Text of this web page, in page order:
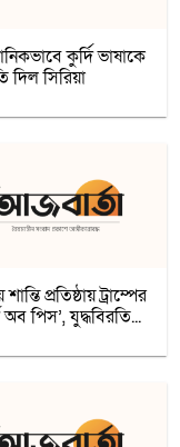
ভারত
প্রার্থী ববি ওয়াইনকে
অভিযোগ
শ্রেণির ছাত্র নিহত,
কুর্দি ভাষাকে
দিল সিরিয়া
প্রতিষ্ঠায় ট্রাম্পের
অব পিস’, যুদ্ধবিরতি...